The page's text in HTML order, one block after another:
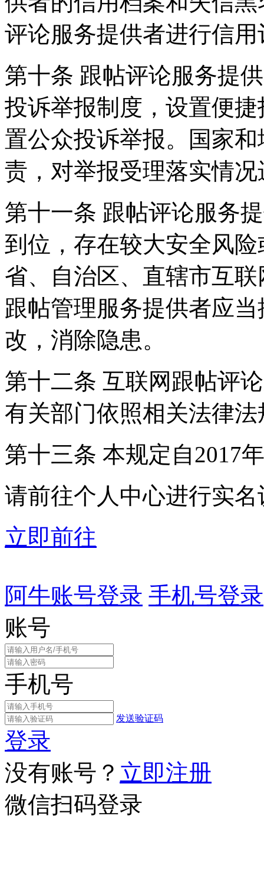
评论服务提供者进行信用
第十条 跟帖评论服务提
投诉举报制度，设置便
置公众投诉举报。国家
责，对举报受理落实情
第十一条 跟帖评论服务
到位，存在较大安全风
省、自治区、直辖市互
跟帖管理服务提供者应
改，消除隐患。
第十二条 互联网跟帖评
有关部门依照相关法律
第十三条 本规定自2017
请前往个人中心进行实名
立即前往
阿牛账号登录 手机号登录
账号
手机号
发送验证码
登录
没有账号？ 立即注册
微信扫码登录